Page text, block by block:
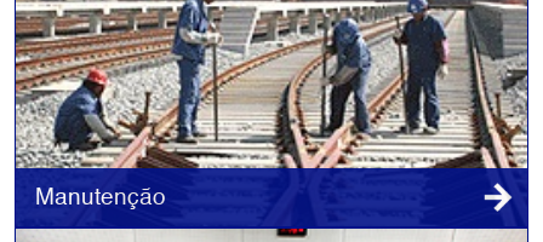
Manutenção